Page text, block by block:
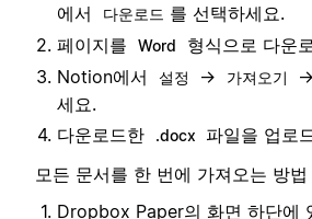
에서
다운로드 를 선택하세요.
페이지를
Word
형식으로 다운
Notion에서
설정 → 가져오기 →
세요.
다운로드한
.docx
파일을 업로
모든 문서를 한 번에 가져오는 방법
Dropbox Paper의 화면 하단에